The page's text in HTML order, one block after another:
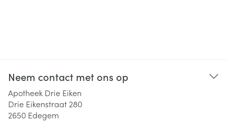
Neem contact met ons op
Apotheek Drie Eiken
Drie Eikenstraat 280
2650 Edegem